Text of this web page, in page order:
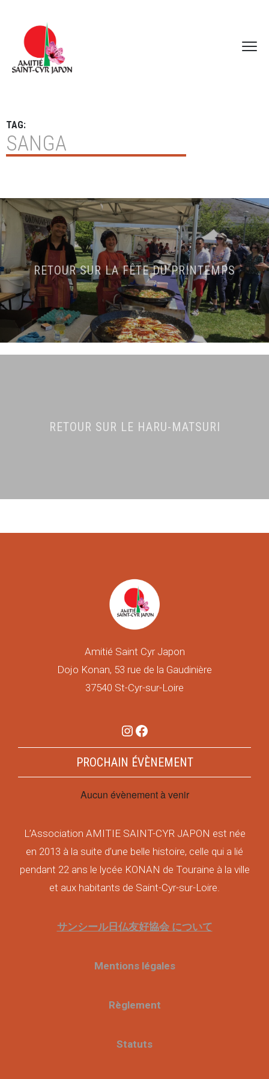
TAG:
SANGA
RETOUR SUR LA FÊTE DU PRINTEMPS
RETOUR SUR LE HARU-MATSURI
Amitié Saint Cyr Japon
Dojo Konan, 53 rue de la Gaudinière
37540 St-Cyr-sur-Loire
InstagramFacebook
L’Association AMITIE SAINT-CYR JAPON est née
en 2013 à la suite d’une belle histoire, celle qui a lié
pendant 22 ans le lycée KONAN de Touraine à la ville
et aux habitants de Saint-Cyr-sur-Loire.
サンシール日仏友好協会 について
Mentions légales
Règlement
Statuts
PROCHAIN ÉVÈNEMENT
Aucun évènement à venir